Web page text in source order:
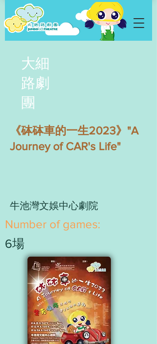
大細
路劇
團
《砵砵車的一生2023》"A
Journey of CAR's Life"
牛池灣文娛中心劇院
​Number of games:
6場